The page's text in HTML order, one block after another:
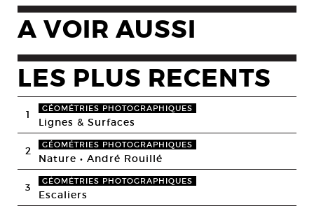
A VOIR AUSSI
LES PLUS RECENTS
1 GÉOMÉTRIES PHOTOGRAPHIQUES
Lignes & Surfaces
2 GÉOMÉTRIES PHOTOGRAPHIQUES
Nature • André Rouillé
3 GÉOMÉTRIES PHOTOGRAPHIQUES
Escaliers